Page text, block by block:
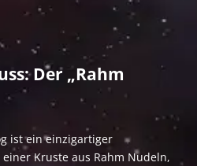
Der „Rahm
ist ein einzigartiger
Kruste aus Rahm Nudeln,